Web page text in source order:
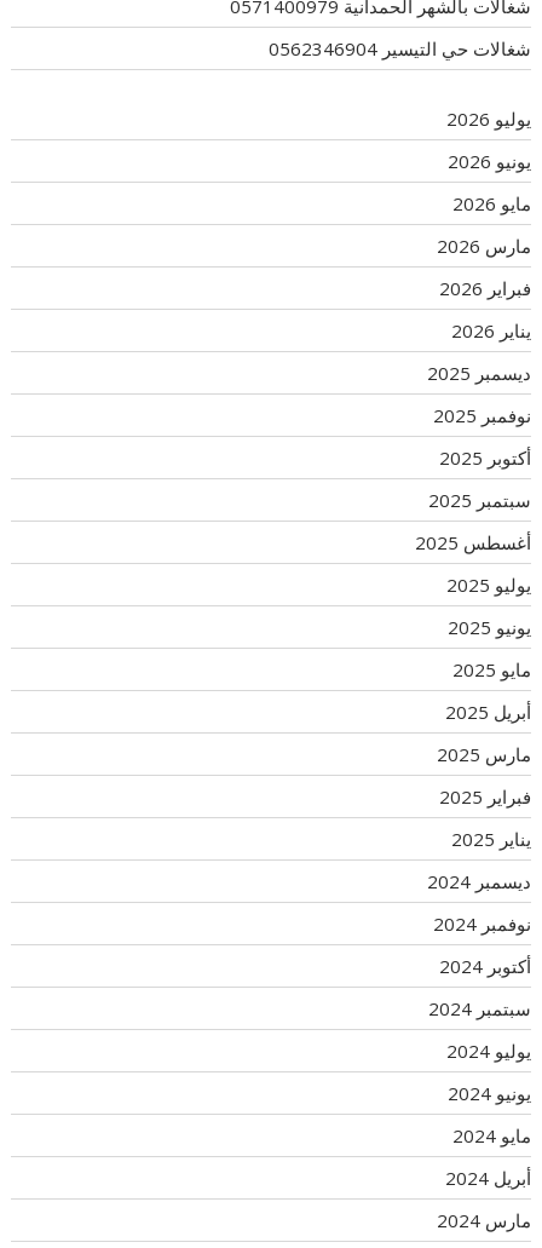
شغالات بالشهر الحمدانية 0571400979
شغالات حي التيسير 0562346904
يوليو 2026
يونيو 2026
مايو 2026
مارس 2026
فبراير 2026
يناير 2026
ديسمبر 2025
نوفمبر 2025
أكتوبر 2025
سبتمبر 2025
أغسطس 2025
يوليو 2025
يونيو 2025
مايو 2025
أبريل 2025
مارس 2025
فبراير 2025
يناير 2025
ديسمبر 2024
نوفمبر 2024
أكتوبر 2024
سبتمبر 2024
يوليو 2024
يونيو 2024
مايو 2024
أبريل 2024
مارس 2024